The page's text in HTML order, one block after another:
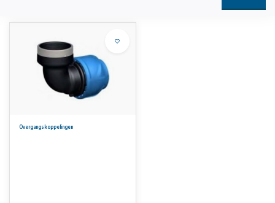
• aansluiting voor kunststof of metalen draad
• met RVS (AISI 430) versterkingsring
• installatie zonder demontage van de fitting
• geschikt voor PE en PEX
• afdichting: EPDM kwaliteit voor drinkwater
Overgangskoppelingen